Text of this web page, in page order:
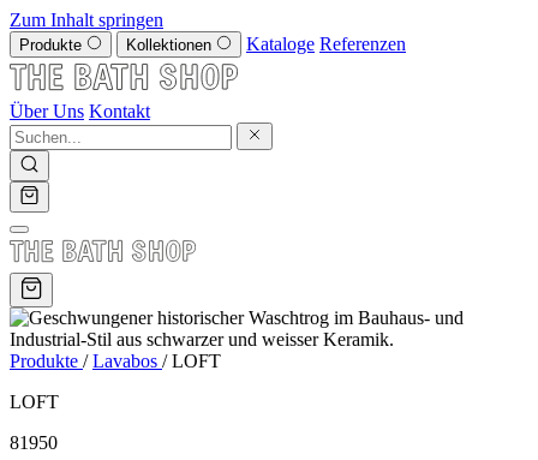
Zum Inhalt springen
Produkte Kollektionen Kataloge Referenzen
Über Uns Kontakt
Produkte / Lavabos / LOFT
LOFT
81950